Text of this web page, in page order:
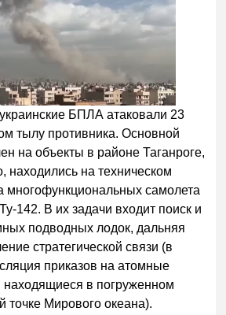
БПЛА атаковали 23
тылу противника. Основной
на объекты в районе Таганроге,
находились на техническом
многофункциональных самолета
142. В их задачи входит поиск и
подводных лодок, дальняя
стратегической связи (в
приказов на атомные
находящиеся в погруженном
точке Мирового океана).